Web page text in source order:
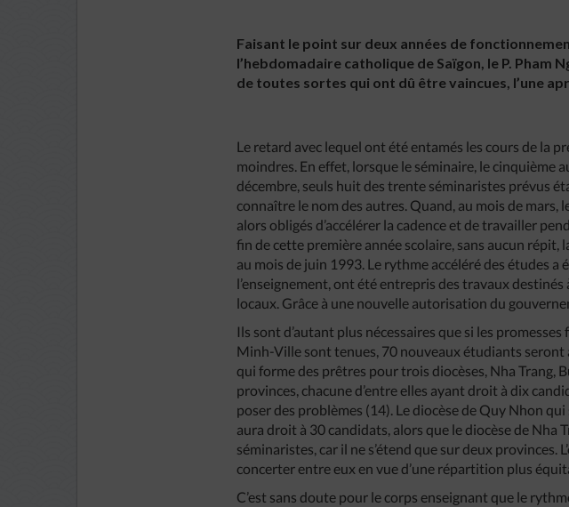
Faisant le point sur deux années de
l’hebdomadaire catholique de Saïgon, le P.
de toutes sortes qui ont dû être vaincues, l’une
Le retard avec lequel ont été entamés les cours de la
moindres. En effet, lorsque le séminaire, le cinquième
décembre, seuls huit des trente séminaristes prévus
connaître le nom des autres. Quand, au mois de
alors obligés d’accélérer la cadence et de travailler
fin de cette première année scolaire, sans aucun répit,
au mois de juin 1993. Le rythme accéléré des études
l’enseignement, ont été entrepris des travaux
locaux. Grâce à une nouvelle autorisation du
Ils sont d’autant plus nécessaires que si les
Minh-Ville sont tenues, 70 nouveaux étudiants seront
qui forme des prêtres pour trois diocèses, Nha
provinces, chacune d’entre elles ayant droit à dix
poser des problèmes (14). Le diocèse de Quy Nhon
aura droit à 30 candidats, alors que le diocèse de Nha
séminaristes, car il ne s’étend que sur deux provinces.
concerter entre eux en vue d’une répartition plus
C’est sans doute pour le corps enseignant que le